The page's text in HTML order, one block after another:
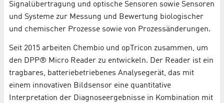
Signalübertragung und optische Sensoren sowie Sensoren
und Systeme zur Messung und Bewertung biologischer
und chemischer Prozesse sowie von Prozessänderungen.
Seit 2015 arbeiten Chembio und opTricon zusammen, um
den DPP® Micro Reader zu entwickeln. Der Reader ist ein
tragbares, batteriebetriebenes Analysegerät, das mit
einem innovativen Bildsensor eine quantitative
Interpretation der Diagnoseergebnisse in Kombination mit